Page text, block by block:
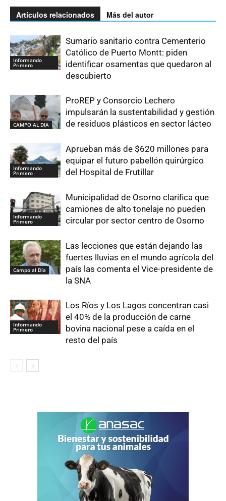
Artículos relacionados Más del autor
Informando
Primero
Sumario sanitario contra Cementerio
Católico de Puerto Montt: piden
identificar osamentas que quedaron al
descubierto
CAMPO AL DIA
ProREP y Consorcio Lechero
impulsarán la sustentabilidad y gestión
de residuos plásticos en sector lácteo
Informando
Primero
Aprueban más de $620 millones para
equipar el futuro pabellón quirúrgico
del Hospital de Frutillar
Informando
Primero
Municipalidad de Osorno clarifica que
camiones de alto tonelaje no pueden
circular por sector centro de Osorno
Campo al Día
Las lecciones que están dejando las
fuertes lluvias en el mundo agrícola del
país las comenta el Vice-presidente de
la SNA
Informando
Primero
Los Ríos y Los Lagos concentran casi
el 40% de la producción de carne
bovina nacional pese a caída en el
resto del país